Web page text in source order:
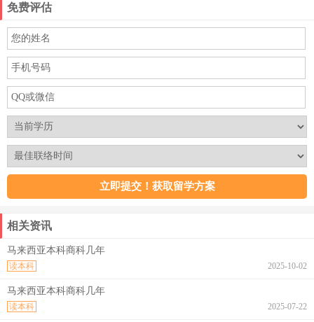
免费评估
相关资讯
马来西亚本科商科几年
2025-10-02
读本科
马来西亚本科商科几年
2025-07-22
读本科